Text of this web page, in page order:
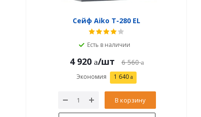
Сейф Aiko T-280 EL
Есть в наличии
4 920 /шт 6 560
Экономия 1 640
В корзину